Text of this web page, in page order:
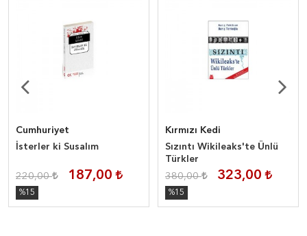
Cumhuriyet
İsterler ki Susalım
220,00 187,00
%15
Kırmızı Kedi
Sızıntı Wikileaks'te Ünlü
Türkler
380,00 323,00
%15